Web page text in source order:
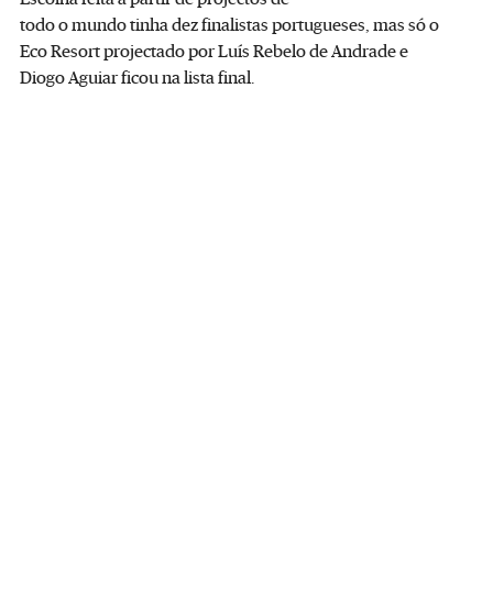
todo o mundo tinha dez finalistas portugueses, mas só o
Eco Resort projectado por Luís Rebelo de Andrade e
Diogo Aguiar ficou na lista final.